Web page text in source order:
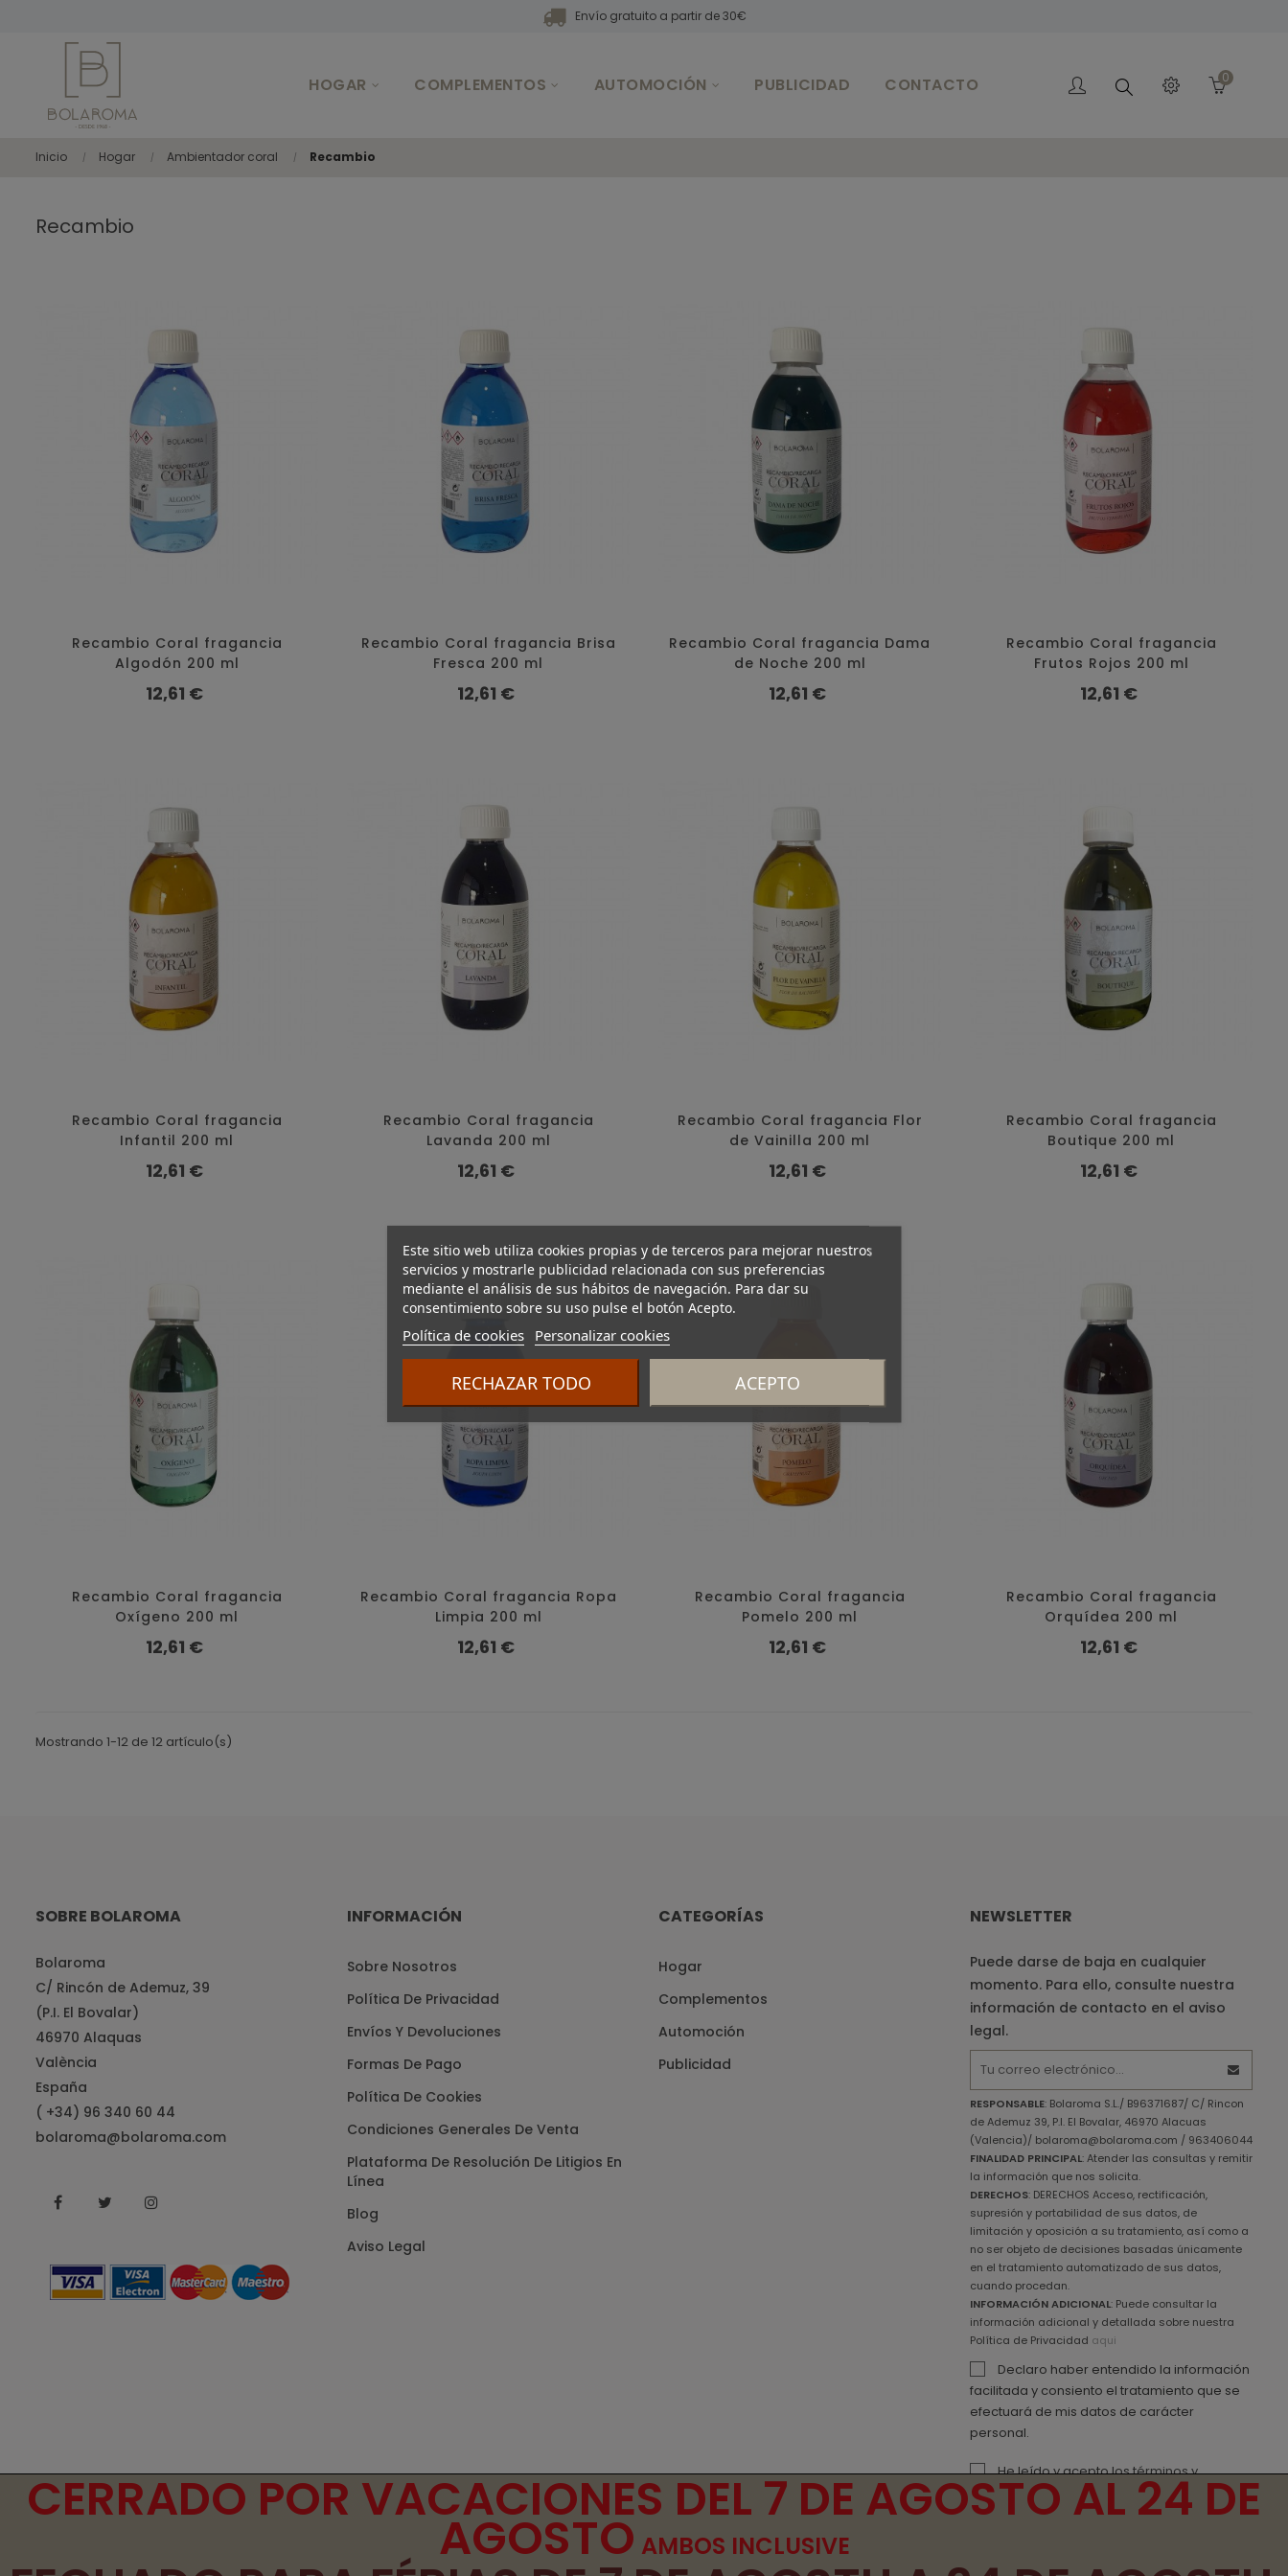
CERRADO POR VACACIONES DEL 7 DE AGOSTO AL 24 DE
AGOSTO AMBOS INCLUSIVE
Envío gratuito a partir de 30€
HOGAR COMPLEMENTOS AUTOMOCIÓN PUBLICIDAD CONTACTO Buscar 0
Este sitio web utiliza cookies propias y de terceros para mejorar nuestros
servicios y mostrarle publicidad relacionada con sus preferencias
mediante el análisis de sus hábitos de navegación. Para dar su
consentimiento sobre su uso pulse el botón Acepto.
Política de cookies Personalizar cookies
RECHAZAR TODO ACEPTO
Inicio Hogar Ambientador coral Recambio
Recambio
Recambio Coral fragancia
Algodón 200 ml
Precio
12,61 €
Recambio Coral fragancia Brisa
Fresca 200 ml
Precio
12,61 €
Recambio Coral fragancia Dama
de Noche 200 ml
Precio
12,61 €
Recambio Coral fragancia
Frutos Rojos 200 ml
Precio
12,61 €
Recambio Coral fragancia
Infantil 200 ml
Precio
12,61 €
Recambio Coral fragancia
Lavanda 200 ml
Precio
12,61 €
Recambio Coral fragancia Flor
de Vainilla 200 ml
Precio
12,61 €
Recambio Coral fragancia
Boutique 200 ml
Precio
12,61 €
Recambio Coral fragancia
Oxígeno 200 ml
Precio
12,61 €
Recambio Coral fragancia Ropa
Limpia 200 ml
Precio
12,61 €
Recambio Coral fragancia
Pomelo 200 ml
Precio
12,61 €
Recambio Coral fragancia
Orquídea 200 ml
Precio
12,61 €
Mostrando 1-12 de 12 artículo(s)
SOBRE BOLAROMA
Bolaroma
C/ Rincón de Ademuz, 39
(P.I. El Bovalar)
46970 Alaquas
València
España
( +34) 96 340 60 44
bolaroma@bolaroma.com
FacebookTwitter
INFORMACIÓN
Sobre Nosotros
Política De Privacidad
Envíos Y Devoluciones
Formas De Pago
Política De Cookies
Condiciones Generales De Venta
Plataforma De Resolución De Litigios En
Línea
Blog
Aviso Legal
CATEGORÍAS
Hogar
Complementos
Automoción
Publicidad
NEWSLETTER
Puede darse de baja en cualquier
momento. Para ello, consulte nuestra
información de contacto en el aviso
legal.
RESPONSABLE: Bolaroma S.L./ B96371687/ C/ Rincon
de Ademuz 39, P.I. El Bovalar, 46970 Alacuas
(Valencia)/ bolaroma@bolaroma.com / 963406044
FINALIDAD PRINCIPAL: Atender las consultas y remitir
la información que nos solicita.
DERECHOS: DERECHOS Acceso, rectificación,
supresión y portabilidad de sus datos, de
limitación y oposición a su tratamiento, así como a
no ser objeto de decisiones basadas únicamente
en el tratamiento automatizado de sus datos,
cuando procedan.
INFORMACIÓN ADICIONAL: Puede consultar la
información adicional y detallada sobre nuestra
Política de Privacidad aqui
Declaro haber entendido la información
facilitada y consiento el tratamiento que se
efectuará de mis datos de carácter
personal.
He leído y acepto lostérminos y
condiciones de usoy la
política de
privacidad